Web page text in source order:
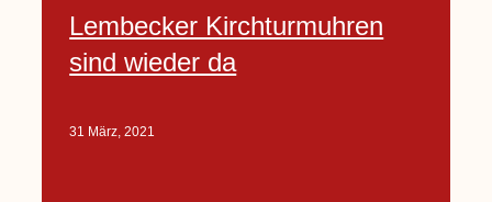
Lembecker Kirchturmuhren
sind wieder da
31 März, 2021